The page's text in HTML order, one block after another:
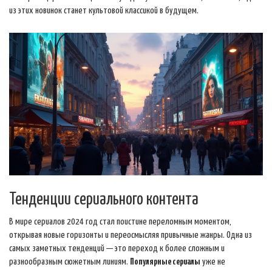
из этих новинок станет культовой классикой в будущем.
Тенденции сериального контента
В мире сериалов 2024 год стал поистине переломным моментом,
открывая новые горизонты и переосмысляя привычные жанры. Одна из
самых заметных тенденций — это переход к более сложным и
разнообразным сюжетным линиям. Популярные сериалы уже не